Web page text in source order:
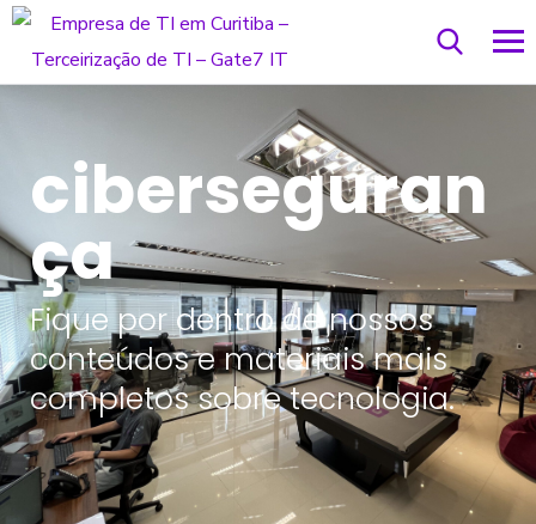
ciberseguran
ça
Fique por dentro de nossos
conteúdos e materiais mais
completos sobre tecnologia.